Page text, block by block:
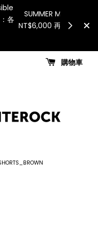
假日、天災或其
整，敬請見諒
for all
國
購物車